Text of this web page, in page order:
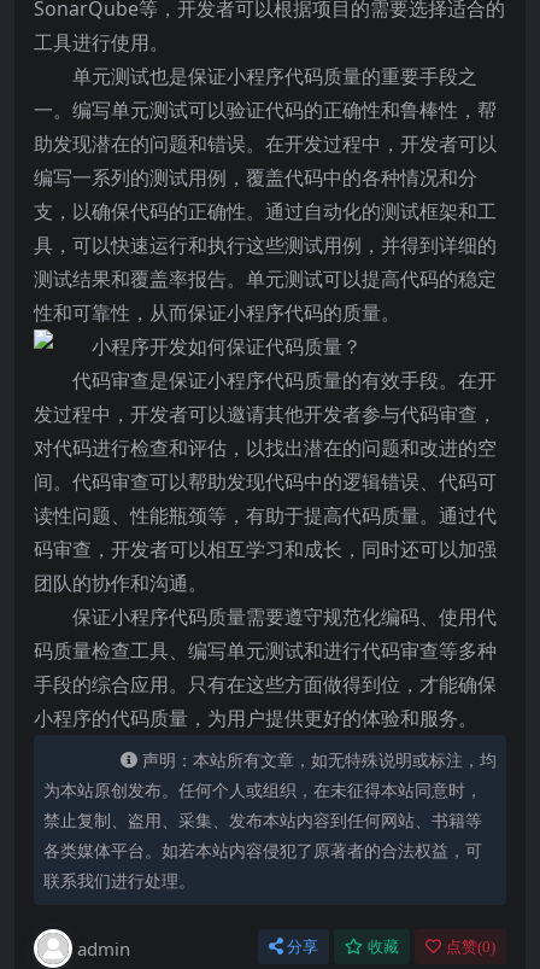
SonarQube等，开发者可以根据项目的需要选择适合的
工具进行使用。
单元测试也是保证小程序代码质量的重要手段之
一。编写单元测试可以验证代码的正确性和鲁棒性，帮
助发现潜在的问题和错误。在开发过程中，开发者可以
编写一系列的测试用例，覆盖代码中的各种情况和分
支，以确保代码的正确性。通过自动化的测试框架和工
具，可以快速运行和执行这些测试用例，并得到详细的
测试结果和覆盖率报告。单元测试可以提高代码的稳定
性和可靠性，从而保证小程序代码的质量。
代码审查是保证小程序代码质量的有效手段。在开
发过程中，开发者可以邀请其他开发者参与代码审查，
对代码进行检查和评估，以找出潜在的问题和改进的空
间。代码审查可以帮助发现代码中的逻辑错误、代码可
读性问题、性能瓶颈等，有助于提高代码质量。通过代
码审查，开发者可以相互学习和成长，同时还可以加强
团队的协作和沟通。
保证小程序代码质量需要遵守规范化编码、使用代
码质量检查工具、编写单元测试和进行代码审查等多种
手段的综合应用。只有在这些方面做得到位，才能确保
小程序的代码质量，为用户提供更好的体验和服务。
声明：本站所有文章，如无特殊说明或标注，均
为本站原创发布。任何个人或组织，在未征得本站同意时，
禁止复制、盗用、采集、发布本站内容到任何网站、书籍等
各类媒体平台。如若本站内容侵犯了原著者的合法权益，可
联系我们进行处理。
admin 分享 收藏 点赞(0)